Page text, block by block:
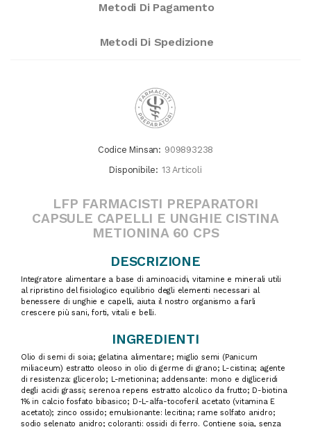
Metodi Di Pagamento
Metodi Di Spedizione
Codice Minsan: 909893238
Disponibile: 13 Articoli
LFP FARMACISTI PREPARATORI
CAPSULE CAPELLI E UNGHIE CISTINA
METIONINA 60 CPS
DESCRIZIONE
Integratore alimentare a base di aminoacidi, vitamine e minerali utili
al ripristino del fisiologico equilibrio degli elementi necessari al
benessere di unghie e capelli, aiuta il nostro organismo a farli
crescere più sani, forti, vitali e belli.
INGREDIENTI
Olio di semi di soia; gelatina alimentare; miglio semi (Panicum
miliaceum) estratto oleoso in olio di germe di grano; L-cistina; agente
di resistenza: glicerolo; L-metionina; addensante: mono e digliceridi
degli acidi grassi; serenoa repens estratto alcolico da frutto; D-biotina
1% in calcio fosfato bibasico; D-L-alfa-tocoferil acetato (vitamina E
acetato); zinco ossido; emulsionante: lecitina; rame solfato anidro;
sodio selenato anidro; coloranti: ossidi di ferro. Contiene soia, senza